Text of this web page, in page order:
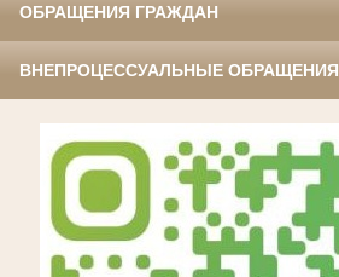
ОБРАЩЕНИЯ ГРАЖДАН
ВНЕПРОЦЕССУАЛЬНЫЕ ОБРАЩЕНИЯ